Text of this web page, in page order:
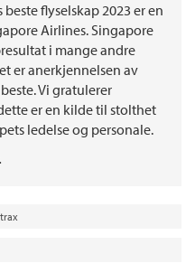
flyselskap 2023 er en
Airlines. Singapore
i mange andre
er anerkjennelsen av
Vi gratulerer
er en kilde til stolthet
ledelse og personale.